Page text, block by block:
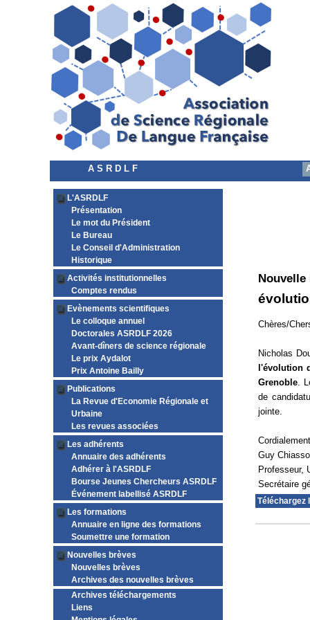
A S R D L F
L'ASRDLF
Présentation
Le mot du Président
Le Bureau
Le Conseil d'Administration
Historique
Activités institutionnelles
Comptes rendus
Evènements scientifiques
Le colloque annuel
Doctorales ASRDLF 2026
Avant-dîners de science régionale
Le prix Aydalot
Prix Antoine Bailly
Publications
La Revue d'Economie Régionale et
Urbaine
Les revues associées
Les adhérents
Annuaire des adhérents
Adhérer à l'ASRDLF
Bourse Jeunes Chercheurs ASRDLF
Événement labellisé ASRDLF
Les formations
Annuaire en ligne des formations
Soumettre une formation
Nouvelles brèves
Nouvelles brèves
Archives des nouvelles brèves
Archives téléchargements
Liens
Nouvelle
Chères/
Nicholas
l'évolution
Grenoble.
de
jointe.
Cordialement
Guy
Professeur,
Secrétaire
Téléchargez